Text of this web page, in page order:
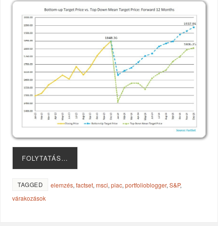
FOLYTATÁS…
TAGGED elemzés,factset,msci,piac,portfolioblogger,S&P,
várakozások